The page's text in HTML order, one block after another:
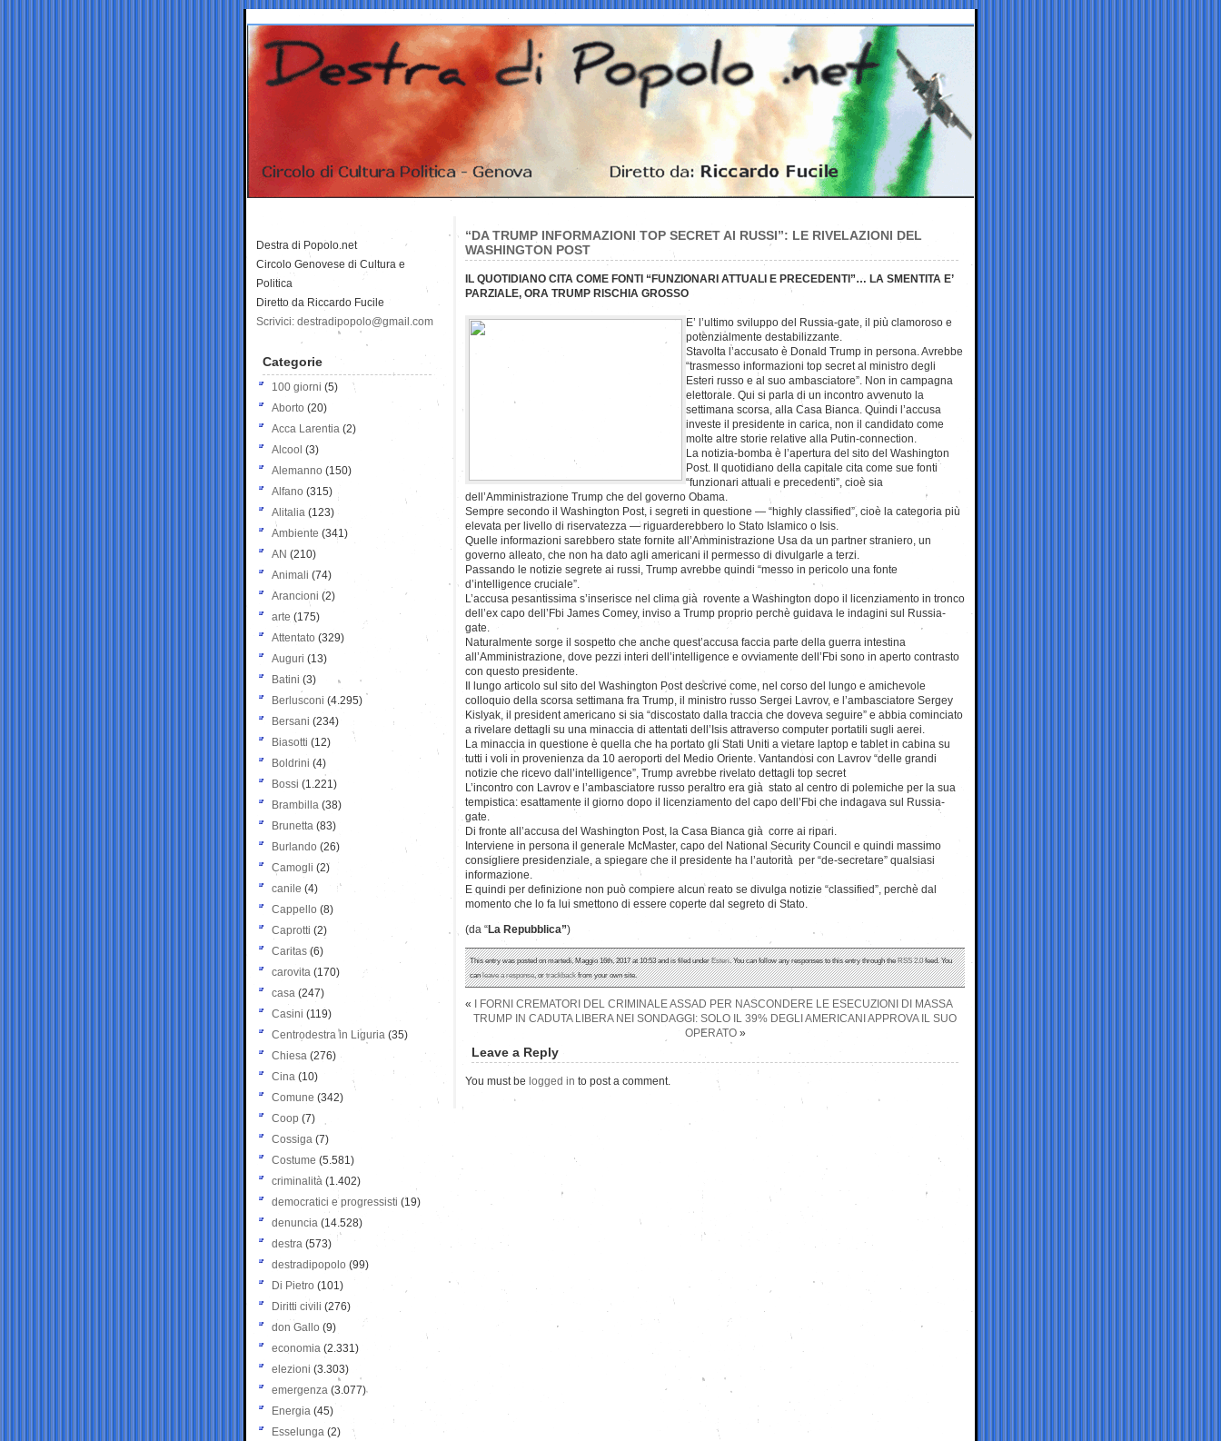
“DA TRUMP INFORMAZIONI TOP SECRET AI RUSSI”: LE RIVELAZIONI DEL
WASHINGTON POST
IL QUOTIDIANO CITA COME FONTI “FUNZIONARI ATTUALI E PRECEDENTI”… LA SMENTITA E’
PARZIALE, ORA TRUMP RISCHIA GROSSO
E’ l’ultimo sviluppo del Russia-gate, il più clamoroso e
potenzialmente destabilizzante.
Stavolta l’accusato è Donald Trump in persona. Avrebbe
“trasmesso informazioni top secret al ministro degli
Esteri russo e al suo ambasciatore”. Non in campagna
elettorale. Qui si parla di un incontro avvenuto la
settimana scorsa, alla Casa Bianca. Quindi l’accusa
investe il presidente in carica, non il candidato come
molte altre storie relative alla Putin-connection.
La notizia-bomba è l’apertura del sito del Washington
Post. Il quotidiano della capitale cita come sue fonti
“funzionari attuali e precedenti”, cioè sia
dell’Amministrazione Trump che del governo Obama.
Sempre secondo il Washington Post, i segreti in questione — “highly classified”, cioè la categoria più
elevata per livello di riservatezza — riguarderebbero lo Stato Islamico o Isis.
Quelle informazioni sarebbero state fornite all’Amministrazione Usa da un partner straniero, un
governo alleato, che non ha dato agli americani il permesso di divulgarle a terzi.
Passando le notizie segrete ai russi, Trump avrebbe quindi “messo in pericolo una fonte
d’intelligence cruciale”.
L’accusa pesantissima s’inserisce nel clima già rovente a Washington dopo il licenziamento in tronco
dell’ex capo dell’Fbi James Comey, inviso a Trump proprio perchè guidava le indagini sul Russia-
gate.
Naturalmente sorge il sospetto che anche quest’accusa faccia parte della guerra intestina
all’Amministrazione, dove pezzi interi dell’intelligence e ovviamente dell’Fbi sono in aperto contrasto
con questo presidente.
Il lungo articolo sul sito del Washington Post descrive come, nel corso del lungo e amichevole
colloquio della scorsa settimana fra Trump, il ministro russo Sergei Lavrov, e l’ambasciatore Sergey
Kislyak, il president americano si sia “discostato dalla traccia che doveva seguire” e abbia cominciato
a rivelare dettagli su una minaccia di attentati dell’Isis attraverso computer portatili sugli aerei.
La minaccia in questione è quella che ha portato gli Stati Uniti a vietare laptop e tablet in cabina su
tutti i voli in provenienza da 10 aeroporti del Medio Oriente. Vantandosi con Lavrov “delle grandi
notizie che ricevo dall’intelligence”, Trump avrebbe rivelato dettagli top secret
L’incontro con Lavrov e l’ambasciatore russo peraltro era già stato al centro di polemiche per la sua
tempistica: esattamente il giorno dopo il licenziamento del capo dell’Fbi che indagava sul Russia-
gate.
Di fronte all’accusa del Washington Post, la Casa Bianca già corre ai ripari.
Interviene in persona il generale McMaster, capo del National Security Council e quindi massimo
consigliere presidenziale, a spiegare che il presidente ha l’autorità per “de-secretare” qualsiasi
informazione.
E quindi per definizione non può compiere alcun reato se divulga notizie “classified”, perchè dal
momento che lo fa lui smettono di essere coperte dal segreto di Stato.
(da “La Repubblica”)
This entry was posted on martedì, Maggio 16th, 2017 at 10:53 and is filed underEsteri. You can follow any responses to this entry through theRSS 2.0feed. You
canleave a response, ortrackbackfrom your own site.
«
I FORNI CREMATORI DEL CRIMINALE ASSAD PER NASCONDERE LE ESECUZIONI DI MASSA
TRUMP IN CADUTA LIBERA NEI SONDAGGI: SOLO IL 39% DEGLI AMERICANI APPROVA IL SUO
OPERATO»
Leave a Reply
You must be logged in to post a comment.
Destra di Popolo.net
Circolo Genovese di Cultura e
Politica
Diretto da Riccardo Fucile
Scrivici: destradipopolo@gmail.com
Categorie
100 giorni (5)
Aborto (20)
Acca Larentia (2)
Alcool (3)
Alemanno (150)
Alfano (315)
Alitalia (123)
Ambiente (341)
AN (210)
Animali (74)
Arancioni (2)
arte (175)
Attentato (329)
Auguri (13)
Batini (3)
Berlusconi (4.295)
Bersani (234)
Biasotti (12)
Boldrini (4)
Bossi (1.221)
Brambilla (38)
Brunetta (83)
Burlando (26)
Camogli (2)
canile (4)
Cappello (8)
Caprotti (2)
Caritas (6)
carovita (170)
casa (247)
Casini (119)
Centrodestra in Liguria (35)
Chiesa (276)
Cina (10)
Comune (342)
Coop (7)
Cossiga (7)
Costume (5.581)
criminalità (1.402)
democratici e progressisti (19)
denuncia (14.528)
destra (573)
destradipopolo (99)
Di Pietro (101)
Diritti civili (276)
don Gallo (9)
economia (2.331)
elezioni (3.303)
emergenza (3.077)
Energia (45)
Esselunga (2)